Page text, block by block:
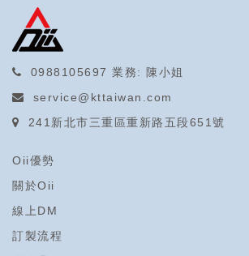
0988105697 業務: 陳小姐
service@kttaiwan.com
241新北市三重區重新路五段651號
Oii優勢
關於Oii
線上DM
訂製流程